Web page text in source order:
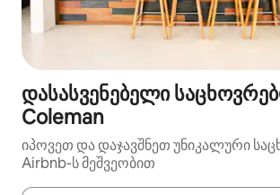
დასასვენებელი
Coleman
იპოვეთ და დაჯავშნეთ უნიკალური
Airbnb-ს მეშვეობით